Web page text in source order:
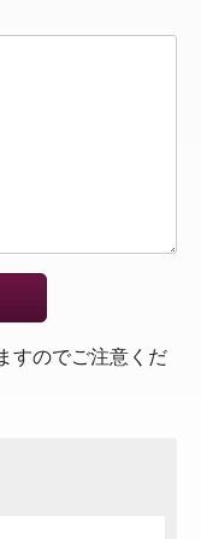
すのでご注意くだ